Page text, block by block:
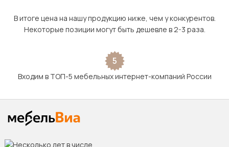
В итоге цена на нашу продукцию ниже, чем у конкурентов.
Некоторые позиции могут быть дешевле в 2-3 раза.
5
Входим в ТОП-5 мебельных интернет-компаний России